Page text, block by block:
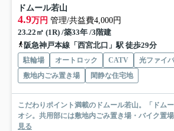
ドムール若山
4.9万円 管理/共益費4,000円
23.22㎡ (1R) /築33年 /3階建
阪急神戸本線「西宮北口」駅 徒歩29分
駐輪場 オートロック CATV
光ファイ
敷地内ごみ置き場
閑静な住宅地
こだわりポイント満載のドムール若山。「ドム
オシ。共用部には敷地内ごみ置き場・バイク置
見る